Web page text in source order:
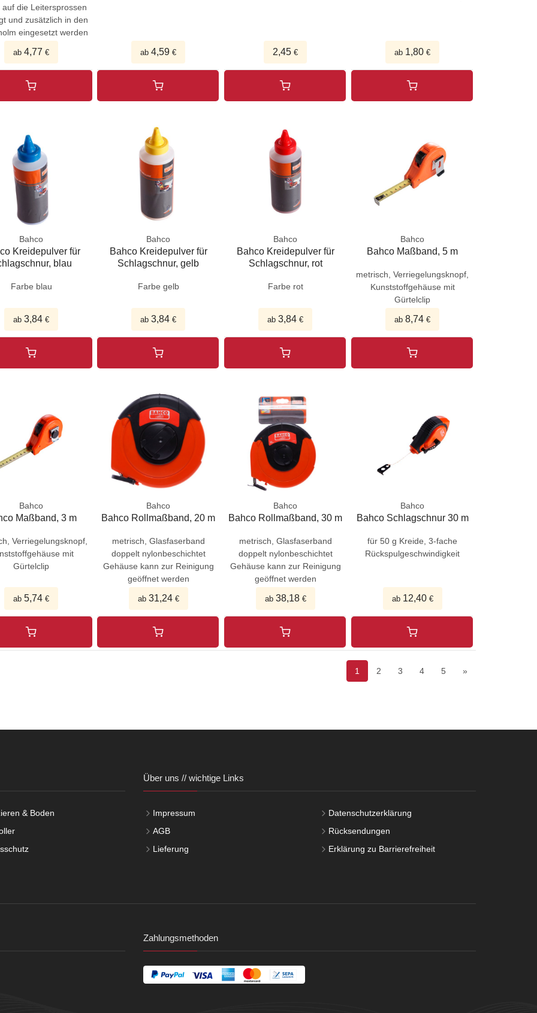
auf die Leitersprossen
und zusätzlich in den
eingesetzt werden
ab4,77 € ab4,59 € 2,45 € ab 1,80 €
Bahco
Kreidepulver für
blau
Farbe blau
ab3,84 €
Bahco
Bahco Kreidepulver für
Schlagschnur, gelb
Farbe gelb
ab3,84 €
Bahco
Bahco Kreidepulver für
Schlagschnur, rot
Farbe rot
ab3,84 €
Bahco
Bahco Maßband, 5 m
metrisch, Verriegelungsknopf,
Kunststoffgehäuse mit
Gürtelclip
ab8,74 €
Bahco
Maßband, 3 m
Verriegelungsknopf,
mit
Gürtelclip
ab5,74 €
Bahco
Bahco Rollmaßband, 20 m
metrisch, Glasfaserband
doppelt nylonbeschichtet
Gehäuse kann zur Reinigung
geöffnet werden
ab 31,24€
Bahco
Bahco Rollmaßband, 30 m
metrisch, Glasfaserband
doppelt nylonbeschichtet
Gehäuse kann zur Reinigung
geöffnet werden
ab 38,18€
Bahco
Bahco Schlagschnur 30 m
für 50 g Kreide, 3-fache
Rückspulgeschwindigkeit
ab 12,40€
1 2 3 4 5 »
& Boden
Über uns // wichtige Links
Impressum
AGB
Lieferung
Datenschutzerklärung
Rücksendungen
Erklärung zu Barrierefreiheit
Zahlungsmethoden